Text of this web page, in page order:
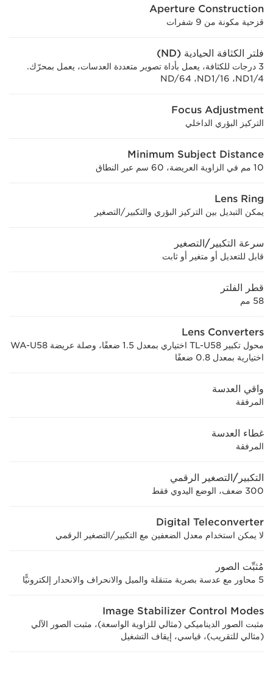
Aperture Construction
قزحية مكونة من 9 شفرات
فلتر الكثافة الحيادية (ND)
3 درجات للكثافة، يعمل بأداة تصوير متعددة العدسات، يعمل بمحرّك.
ND1/4، ‏ND1/16، ‏ND/64
Focus Adjustment
التركيز البؤري الداخلي
Minimum Subject Distance
10 مم في الزاوية العريضة، 60 سم عبر النطاق
Lens Ring
يمكن التبديل بين التركيز البؤري والتكبير/التصغير
سرعة التكبير/التصغير
قابل للتعديل أو متغير أو ثابت
قطر الفلتر
58 مم
Lens Converters
محول تكبير TL-U58 اختياري بمعدل 1.5 ضعفًا، وصلة عريضة WA-U58
اختيارية بمعدل 0.8 ضعفًا
واقي العدسة
المرفقة
غطاء العدسة
المرفقة
التكبير/التصغير الرقمي
300 ضعف، الوضع اليدوي فقط
Digital Teleconverter
لا يمكن استخدام معدل الضعفين مع التكبير/التصغير الرقمي
مُثبِّت الصور
5 محاور مع عدسة بصرية متنقلة والميل والانحراف والانحدار إلكترونيًّا
Image Stabilizer Control Modes
مثبت الصور الديناميكي (مثالي للزاوية الواسعة)، مثبت الصور الآلي
(مثالي للتقريب)، قياسي، إيقاف التشغيل